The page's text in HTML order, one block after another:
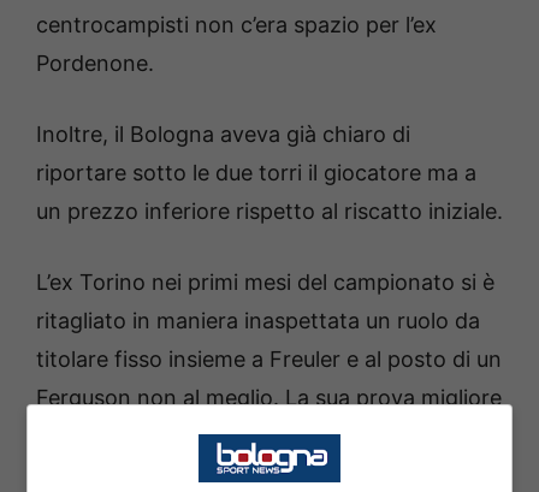
centrocampisti non c’era spazio per l’ex
Pordenone.
Inoltre, il Bologna aveva già chiaro di
riportare sotto le due torri il giocatore ma a
un prezzo inferiore rispetto al riscatto iniziale.
L’ex Torino nei primi mesi del campionato si è
ritagliato in maniera inaspettata un ruolo da
titolare fisso insieme a Freuler e al posto di un
Ferguson non al meglio. La sua prova migliore
è sicuramente la doppietta contro l’Udinese in
Serie A. Inoltre, questo è un match molto